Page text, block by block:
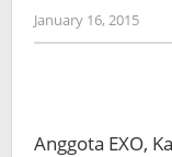
January 16, 2015by
Anggota EXO,